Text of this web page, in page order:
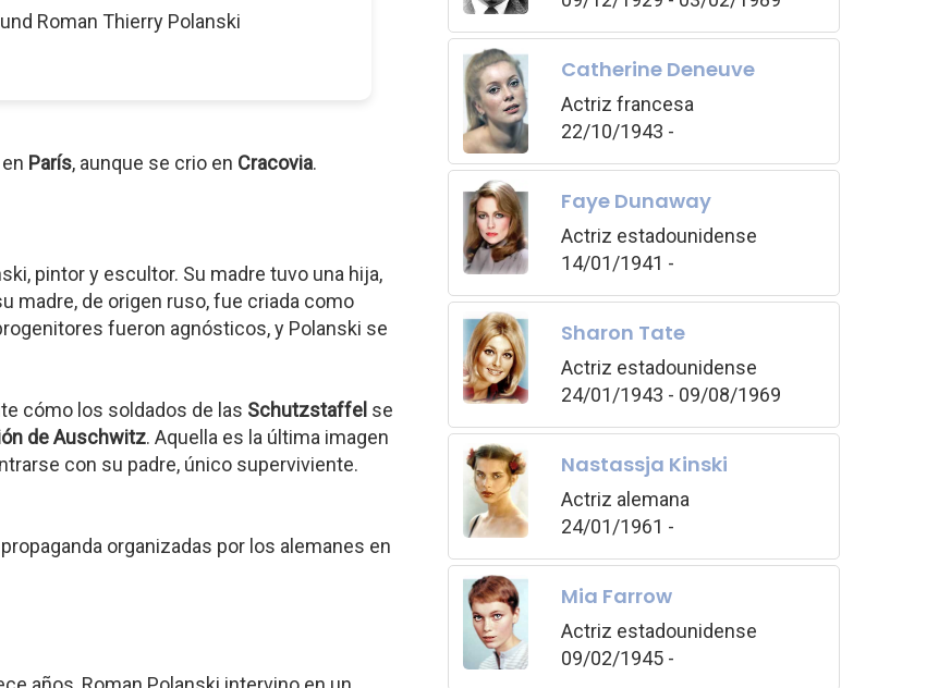
Roman Thierry Polanski
París, aunque se crio en Cracovia.
pintor y escultor. Su madre tuvo una hija,
madre, de origen ruso, fue criada como
fueron agnósticos, y Polanski se
cómo los soldados de las Schutzstaffel se
de Auschwitz. Aquella es la última imagen
con su padre, único superviviente.
organizadas por los alemanes en
Catherine Deneuve
Actriz francesa
22/10/1943 -
Faye Dunaway
Actriz estadounidense
14/01/1941 -
Sharon Tate
Actriz estadounidense
24/01/1943 - 09/08/1969
Nastassja Kinski
Actriz alemana
24/01/1961 -
Mia Farrow
Actriz estadounidense
09/02/1945 -